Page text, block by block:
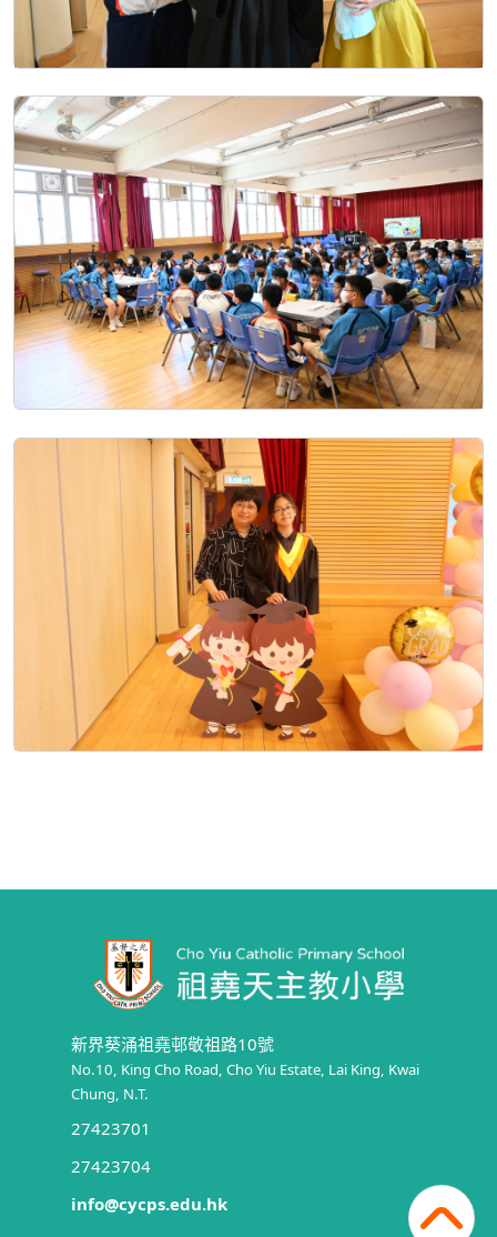
新界葵涌祖堯邨敬祖路10號
No.10, King Cho Road, Cho Yiu Estate, Lai King, Kwai
Chung, N.T.
27423701
27423704
info@cycps.edu.hk